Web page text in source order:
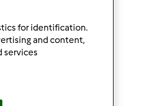
for identification.
and content,
services